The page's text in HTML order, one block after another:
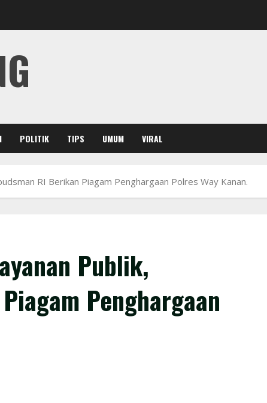
POLITIK TIPS UMUM VIRAL
RI Berikan Piagam Penghargaan Polres Way Kanan.
Publik,
Penghargaan